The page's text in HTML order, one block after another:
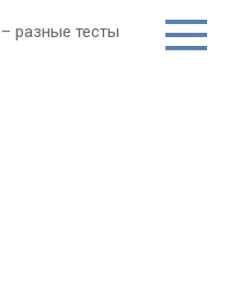
разные тесты